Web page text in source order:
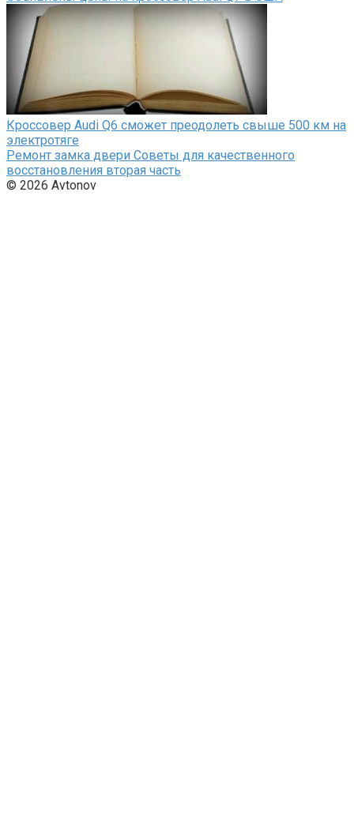
Кроссовер Audi Q6 сможет преодолеть свыше 500 км на
электротяге
Ремонт замка двери Советы для качественного
восстановления вторая часть
© 2026 Avtonov